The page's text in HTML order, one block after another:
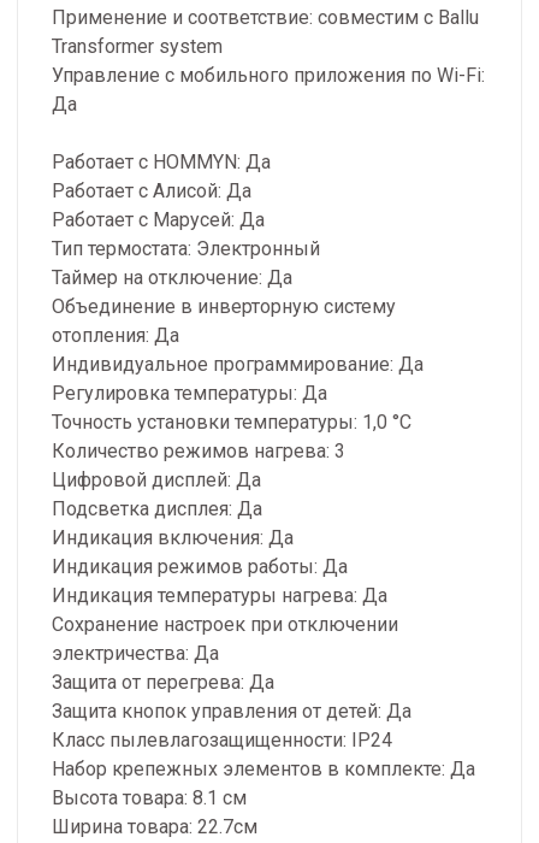
Применение и соответствие: совместим с Ballu
Transformer system
Управление c мобильного приложения по Wi-Fi:
Да
Работает с HOMMYN: Да
Работает с Алисой: Да
Работает с Марусей: Да
Тип термостата: Электронный
Таймер на отключение: Да
Объединение в инверторную систему
отопления: Да
Индивидуальное программирование: Да
Регулировка температуры: Да
Точность установки температуры: 1,0 °С
Количество режимов нагрева: 3
Цифровой дисплей: Да
Подсветка дисплея: Да
Индикация включения: Да
Индикация режимов работы: Да
Индикация температуры нагрева: Да
Сохранение настроек при отключении
электричества: Да
Защита от перегрева: Да
Защита кнопок управления от детей: Да
Класс пылевлагозащищенности: IP24
Набор крепежных элементов в комплекте: Да
Высота товара: 8.1 см
Ширина товара: 22.7см